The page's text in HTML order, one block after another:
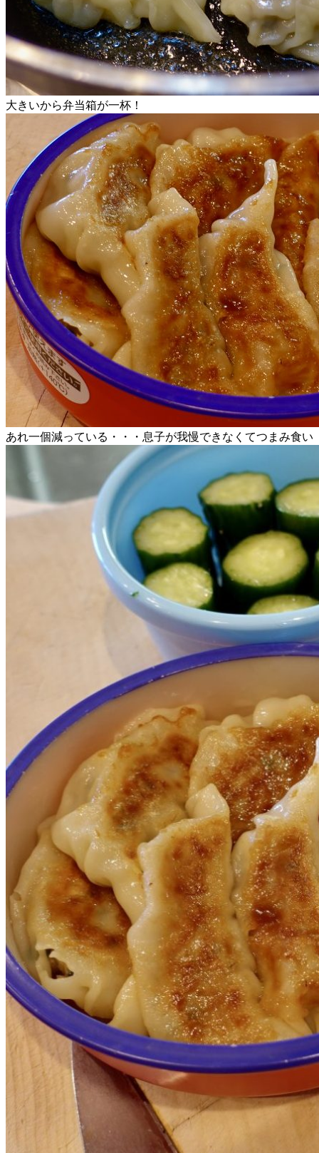
大きいから弁当箱が一杯！
あれ一個減っている・・・息子が我慢できなくてつまみ食い